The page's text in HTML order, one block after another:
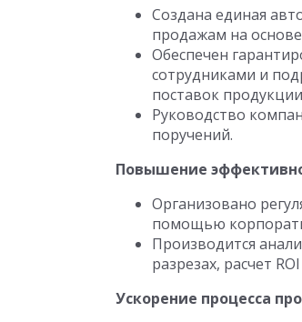
Создана единая
продажам на
Обеспечен
сотрудниками и
поставок
Руководство
поручений.
Повышение
Организовано
помощью
Производится
разрезах, расчет
Ускорение процесса